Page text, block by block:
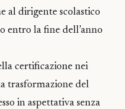
al dirigente scolastico
entro la fine dell’anno
certificazione nei
trasformazione del
in aspettativa senza